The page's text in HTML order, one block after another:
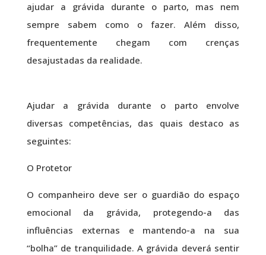
ajudar a grávida durante o parto, mas nem
sempre sabem como o fazer. Além disso,
frequentemente chegam com crenças
desajustadas da realidade.
Ajudar a grávida durante o parto envolve
diversas competências, das quais destaco as
seguintes:
O Protetor
O companheiro deve ser o guardião do espaço
emocional da grávida, protegendo-a das
influências externas e mantendo-a na sua
“bolha” de tranquilidade. A grávida deverá sentir